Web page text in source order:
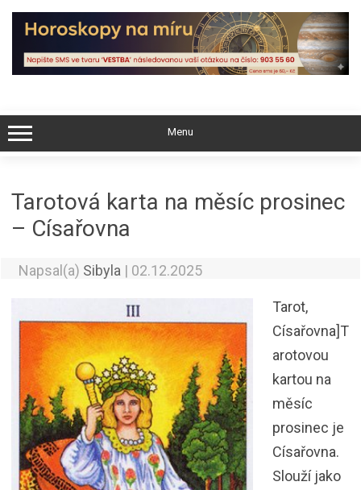
Skip
content
Menu
Tarotová karta na měsíc prosinec
– Císařovna
Napsal(a) Sibyla | 02.12.2025
Tarot,
Císařovna]T
arotovou
kartou na
měsíc
prosinec je
Císařovna.
Slouží jako